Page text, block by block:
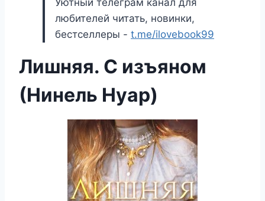
Уютный телеграм канал для
любителей читать, новинки,
бестселлеры - t.me/ilovebook99
Лишняя. С изъяном
(Нинель Нуар)